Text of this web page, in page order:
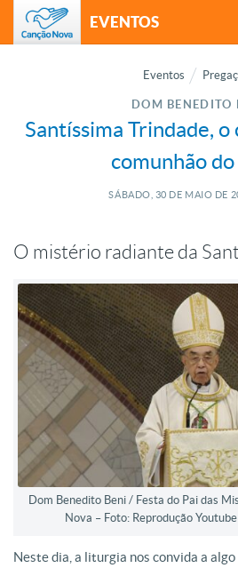
EVENTOS
Eventos
DOM BENEDITO
Santíssima Trindade, o
comunhão
SÁBADO, 30 DE MAIO DE
O mistério radiante da
Dom Benedito Beni / Festa do Pai das
Nova – Foto: Reprodução
Neste dia, a liturgia nos convida a